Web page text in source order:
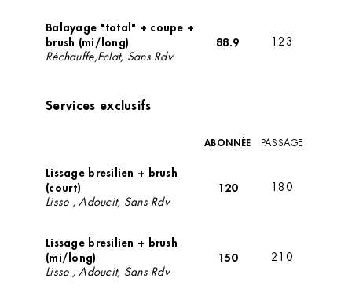
Balayage "total" + coupe +
brush (mi/long)
Réchauffe,Eclat, Sans Rdv
88.9 123
Services exclusifs
ABONNÉE PASSAGE
Lissage bresilien + brush
(court)
Lisse , Adoucit, Sans Rdv
120 180
Lissage bresilien + brush
(mi/long)
Lisse , Adoucit, Sans Rdv
150 210